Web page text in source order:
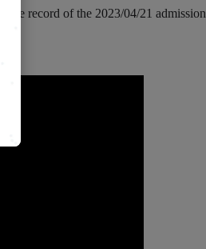
the record of the 2023/04/21 admission